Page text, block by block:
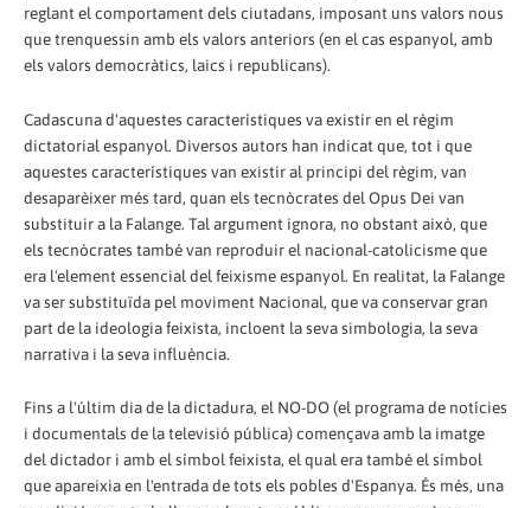
reglant el comportament dels ciutadans, imposant uns valors nous
que trenquessin amb els valors anteriors (en el cas espanyol, amb
els valors democràtics, laics i republicans).
Cadascuna d'aquestes característiques va existir en el règim
dictatorial espanyol. Diversos autors han indicat que, tot i que
aquestes característiques van existir al principi del règim, van
desaparèixer més tard, quan els tecnòcrates del Opus Dei van
substituir a la Falange. Tal argument ignora, no obstant això, que
els tecnòcrates també van reproduir el nacional-catolicisme que
era l'element essencial del feixisme espanyol. En realitat, la Falange
va ser substituïda pel moviment Nacional, que va conservar gran
part de la ideologia feixista, incloent la seva simbologia, la seva
narrativa i la seva influència.
Fins a l'últim dia de la dictadura, el NO-DO (el programa de notícies
i documentals de la televisió pública) començava amb la imatge
del dictador i amb el símbol feixista, el qual era també el símbol
que apareixia en l'entrada de tots els pobles d'Espanya. És més, una